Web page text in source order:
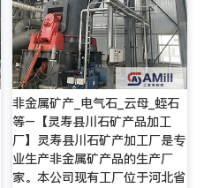
非金属矿产_电气石_云母_蛭石
等–【灵寿县川石矿产品加工
厂】灵寿县川石矿产加工厂是专
业生产非金属矿产品的生产厂
家。本公司现有工厂位于河北省